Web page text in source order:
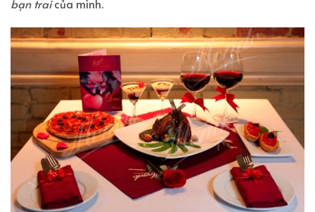
bạn traicủa mình.